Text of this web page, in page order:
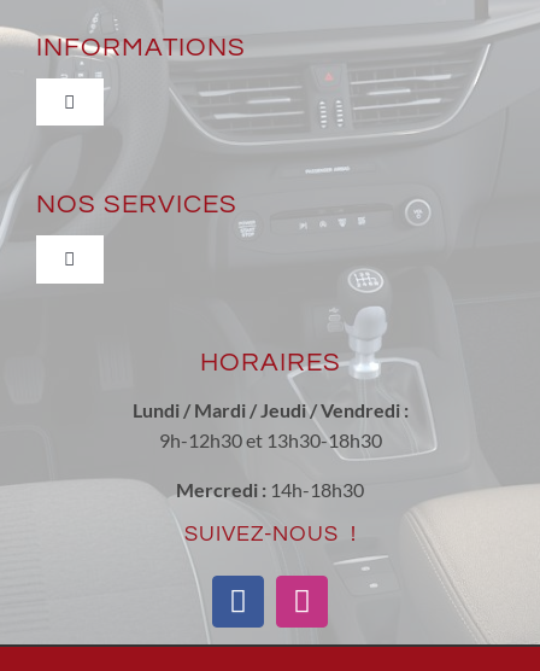
INFORMATIONS
Toggle
Nous contacter
Tarif de la main d’oeuvre
Mentions Légales
NOS SERVICES
Toggle
Navigation
Véhicules neufs et occasions récentes
Entretien & réparation toutes marques
Conversion Ethanol
Les Produits ECOTEC
Carrosserie / Peinture
HORAIRES
Lundi / Mardi / Jeudi / Vendredi :
9h-12h30 et 13h30-18h30
Mercredi : 14h-18h30
SUIVEZ-NOUS !